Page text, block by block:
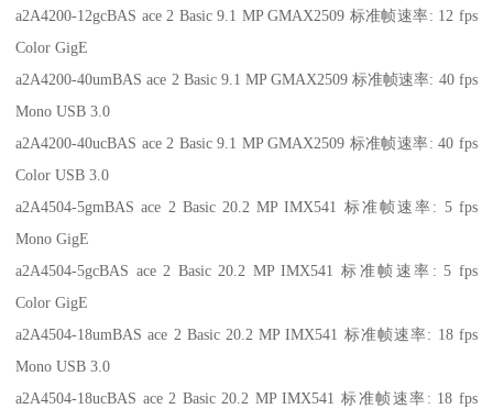
a2A4200-12gcBAS ace 2 Basic 9.1 MP GMAX2509 标准帧速率: 12 fps
Color GigE
a2A4200-40umBAS ace 2 Basic 9.1 MP GMAX2509 标准帧速率: 40 fps
Mono USB 3.0
a2A4200-40ucBAS ace 2 Basic 9.1 MP GMAX2509 标准帧速率: 40 fps
Color USB 3.0
a2A4504-5gmBAS ace 2 Basic 20.2 MP IMX541 标准帧速率: 5 fps
Mono GigE
a2A4504-5gcBAS ace 2 Basic 20.2 MP IMX541 标准帧速率: 5 fps
Color GigE
a2A4504-18umBAS ace 2 Basic 20.2 MP IMX541 标准帧速率: 18 fps
Mono USB 3.0
a2A4504-18ucBAS ace 2 Basic 20.2 MP IMX541 标准帧速率: 18 fps